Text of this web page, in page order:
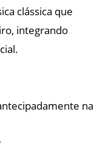
clássica que
integrando
na